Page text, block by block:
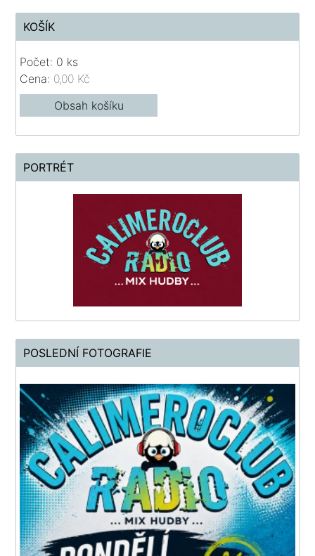
KOŠÍK
Počet: 0 ks
Cena: 0,00 Kč
Obsah košíku
PORTRÉT
POSLEDNÍ FOTOGRAFIE